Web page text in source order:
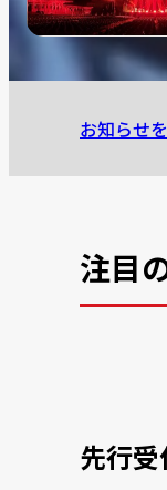
お知らせ
注目
先行